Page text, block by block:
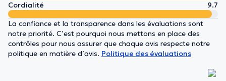
Cordialité
9.7
La confiance et la transparence dans les évaluations sont
notre priorité. C’est pourquoi nous mettons en place des
contrôles pour nous assurer que chaque avis respecte notre
politique en matière d’avis. Politique des évaluations